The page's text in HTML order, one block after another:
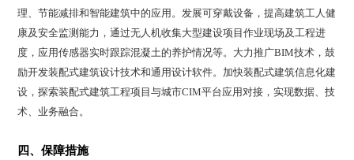
理、节能减排和智能建筑中的应用。发展可穿戴设备，提高建筑工人健
康及安全监测能力，通过无人机收集大型建设项目作业现场及工程进
度，应用传感器实时跟踪混凝土的养护情况等。大力推广BIM技术，鼓
励开发装配式建筑设计技术和通用设计软件。加快装配式建筑信息化建
设，探索装配式建筑工程项目与城市CIM平台应用对接，实现数据、技
术、业务融合。
四、保障措施